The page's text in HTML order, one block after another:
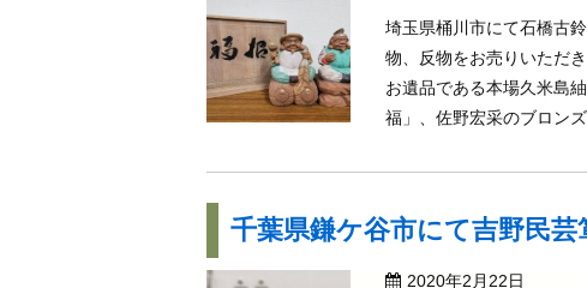
埼玉県桶川市にて石橋古
物、反物をお売りいただ
お遺品である本場久米島
福」、佐野宏采のブロンズ
千葉県鎌ケ谷市にて吉野民芸
2020年2月22日